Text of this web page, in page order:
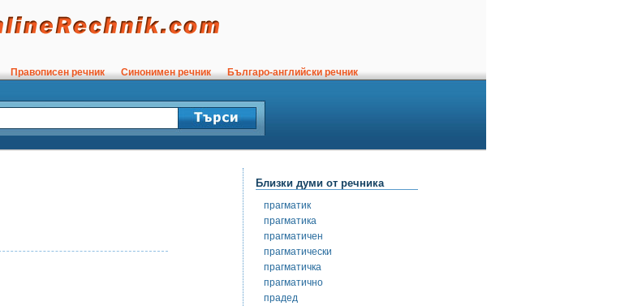
Правописен речник Синонимен речник Българо-английски речник
Близки думи от речника
прагматик
прагматика
прагматичен
прагматически
прагматичка
прагматично
прадед